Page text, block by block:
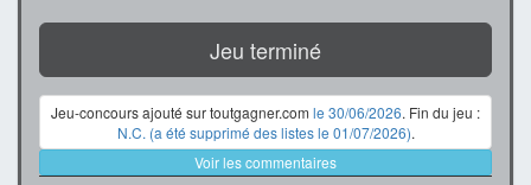
Jeu terminé
Jeu-concours ajouté sur toutgagner.com le 30/06/2026. Fin du jeu :
N.C. (a été supprimé des listes le 01/07/2026).
Voir les commentaires